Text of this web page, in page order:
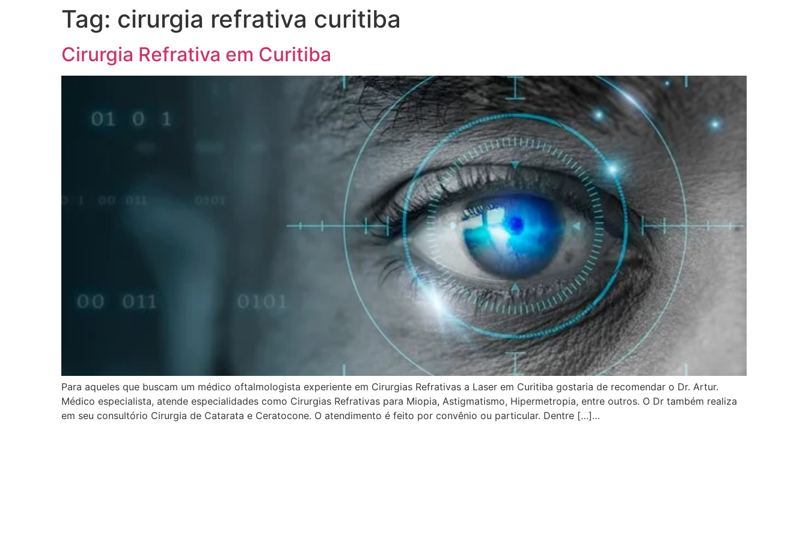
Tag: cirurgia refrativa curitiba
Cirurgia Refrativa em Curitiba
Para aqueles que buscam um médico oftalmologista experiente em Cirurgias Refrativas a Laser em Curitiba gostaria de recomendar o Dr. Artur.
Médico especialista, atende especialidades como Cirurgias Refrativas para Miopia, Astigmatismo, Hipermetropia, entre outros. O Dr também realiza
em seu consultório Cirurgia de Catarata e Ceratocone. O atendimento é feito por convênio ou particular. Dentre […]…